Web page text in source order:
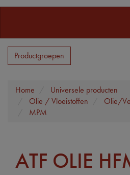
Productgroepen
Home
Universele producten
Olie / Vloeistoffen
Olie/
MPM
ATF OLIE